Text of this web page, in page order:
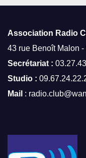
Association Radio
43 rue Benoît Malon
Secrétariat :
Studio :
Mail :